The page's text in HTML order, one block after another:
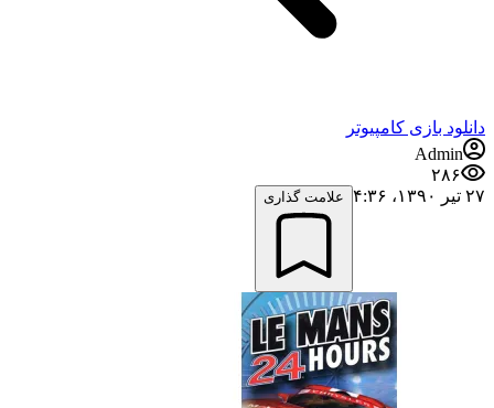
دانلود بازی کامپیوتر
Admin
۲۸۶
۲۷ تیر ۱۳۹۰،‏ ۴:۳۶
علامت گذاری